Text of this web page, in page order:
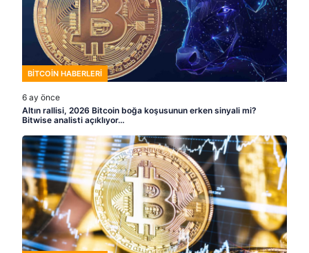
BITCOIN HABERLERI
6 ay önce
Altın rallisi, 2026 Bitcoin boğa koşusunun erken sinyali mi?
Bitwise analisti açıklıyor…